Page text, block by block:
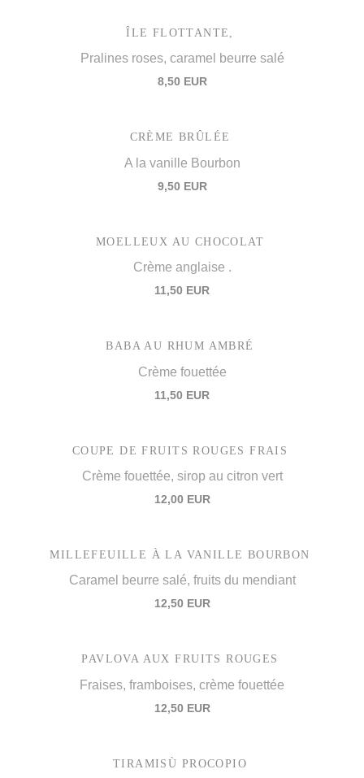
ÎLE FLOTTANTE,
Pralines roses, caramel beurre salé
8,50 EUR
CRÈME BRÛLÉE
A la vanille Bourbon
9,50 EUR
MOELLEUX AU CHOCOLAT
Crème anglaise .
11,50 EUR
BABA AU RHUM AMBRÉ
Crème fouettée
11,50 EUR
COUPE DE FRUITS ROUGES FRAIS
Crème fouettée, sirop au citron vert
12,00 EUR
MILLEFEUILLE À LA VANILLE BOURBON
Caramel beurre salé, fruits du mendiant
12,50 EUR
PAVLOVA AUX FRUITS ROUGES
Fraises, framboises, crème fouettée
12,50 EUR
TIRAMISÙ PROCOPIO